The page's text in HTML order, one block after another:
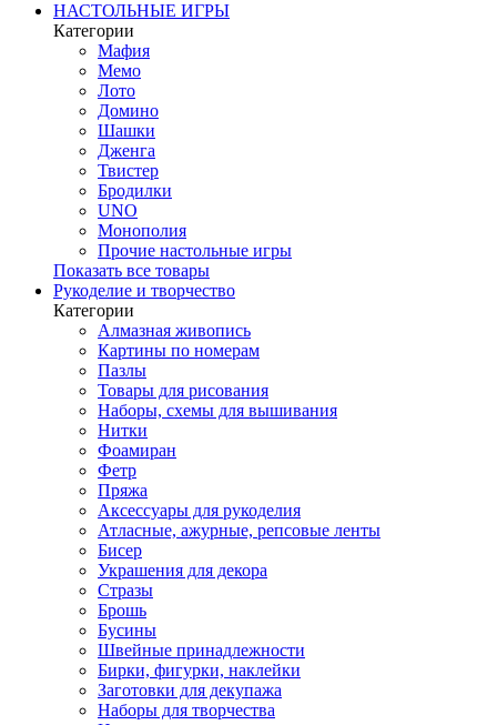
НАСТОЛЬНЫЕ ИГРЫ
Категории
Мафия
Мемо
Лото
Домино
Шашки
Дженга
Твистер
Бродилки
UNO
Монополия
Прочие настольные игры
Показать все товары
Рукоделие и творчество
Категории
Алмазная живопись
Картины по номерам
Пазлы
Товары для рисования
Наборы, схемы для вышивания
Нитки
Фоамиран
Фетр
Пряжа
Аксессуары для рукоделия
Атласные, ажурные, репсовые ленты
Бисер
Украшения для декора
Стразы
Брошь
Бусины
Швейные принадлежности
Бирки, фигурки, наклейки
Заготовки для декупажа
Наборы для творчества